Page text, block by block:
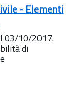
- Elementi
03/10/2017.
di